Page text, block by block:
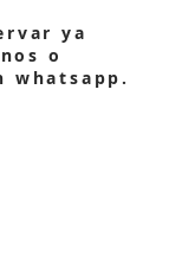
ya
o
whatsapp.